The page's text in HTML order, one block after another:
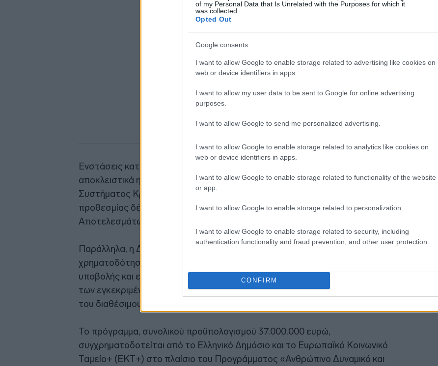
of my Personal Data that Is Unrelated with the Purposes for which it
was collected.
Opted Out
Google consents
I want to allow Google to enable storage related to advertising like cookies on
web or device identifiers in apps.
I want to allow my user data to be sent to Google for online advertising
purposes.
I want to allow Google to send me personalized advertising.
I want to allow Google to enable storage related to analytics like cookies on
web or device identifiers in apps.
I want to allow Google to enable storage related to functionality of the website
or app.
I want to allow Google to enable storage related to personalization.
I want to allow Google to enable storage related to security, including
authentication functionality and fraud prevention, and other user protection.
CONFIRM
Ενστάσεις κατά των πινάκων αξιολόγησης μπορούν να υποβληθούν
αποκλειστικά ηλεκτρονικά μέσω του Ολοκληρωμένου Πληροφοριακού
Συστήματος Κρατικών Ενισχύσεων (ΟΠΣΚΕ) στη διεύθυνση
προθεσμίας δέκα (10) ημερών από την επομένη ημέρα της κοινοποίησης των
Αποτελεσμάτων Αξιολόγησης μέσω ηλεκτρονικού ταχυδρομείου (e-mail).
Παράλληλα, η ΔΥΠΑ βρίσκεται σε διαδικασία εξασφάλισης πρόσθετης
χρηματοδότησης, προκειμένου, μετά την ολοκλήρωση της διαδικασίας
υποβολής και εξέτασης των ενστάσεων, να καταστεί δυνατή η ένταξη και
των εγκεκριμένων αιτήσεων που δεν θα χρηματοδοτηθούν λόγω εξάντλησης
του διαθέσιμου προϋπολογισμού.
Το πρόγραμμα, συνολικού προϋπολογισμού 37.000.000 ευρώ,
συγχρηματοδοτείται από το Ελληνικό Δημόσιο και το Ευρωπαϊκό Κοινωνικό
Ταμείο+ (ΕΚΤ+) στο πλαίσιο του Προγράμματος «Ανθρώπινο Δυναμικό και
19:47